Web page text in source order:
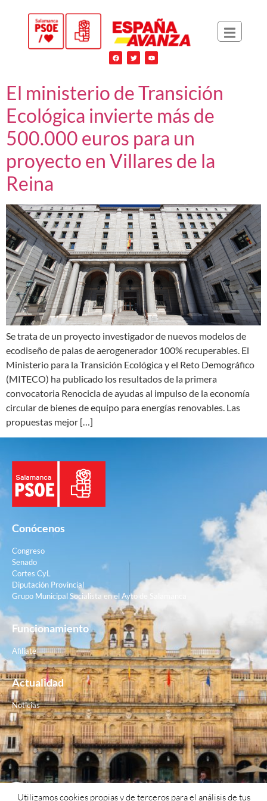
El ministerio de Transición
Ecológica invierte más de
500.000 euros para un
proyecto en Villares de la
Reina
Se trata de un proyecto investigador de nuevos modelos de
ecodiseño de palas de aerogenerador 100% recuperables. El
Ministerio para la Transición Ecológica y el Reto Demográfico
(MITECO) ha publicado los resultados de la primera
convocatoria Renocicla de ayudas al impulso de la economía
circular de bienes de equipo para energías renovables. Las
propuestas mejor […]
Conócenos
Congreso
Senado
Cortes CyL
Diputación Provincial
Grupo Municipal Socialista en el Ayto de Salamanca
Funcionamiento
Afiliate
Actualidad
Noticias
Contacto
Utilizamos cookies propias y de terceros para el análisis de tus